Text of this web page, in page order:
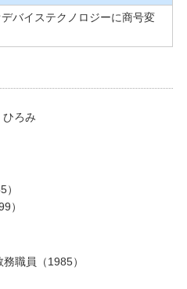
バイステクノロジーに商号変
ろみ
）
職員（1985）